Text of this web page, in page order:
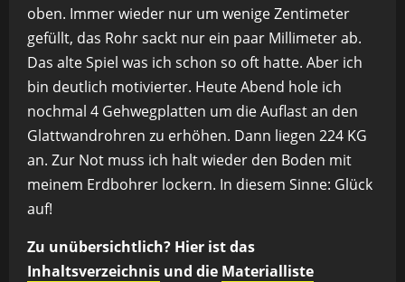
oben. Immer wieder nur um wenige Zentimeter
gefüllt, das Rohr sackt nur ein paar Millimeter ab.
Das alte Spiel was ich schon so oft hatte. Aber ich
bin deutlich motivierter. Heute Abend hole ich
nochmal 4 Gehwegplatten um die Auflast an den
Glattwandrohren zu erhöhen. Dann liegen 224 KG
an. Zur Not muss ich halt wieder den Boden mit
meinem Erdbohrer lockern. In diesem Sinne: Glück
auf!
Zu unübersichtlich? Hier ist das
Inhaltsverzeichnis und die Materialliste